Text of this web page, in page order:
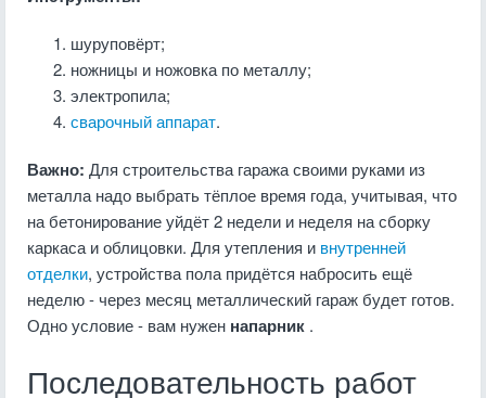
шуруповёрт;
ножницы и ножовка по металлу;
электропила;
сварочный аппарат.
Важно: Для строительства гаража своими руками из
металла надо выбрать тёплое время года, учитывая, что
на бетонирование уйдёт 2 недели и неделя на сборку
каркаса и облицовки. Для утепления и внутренней
отделки, устройства пола придётся набросить ещё
неделю - через месяц металлический гараж будет готов.
Одно условие - вам нужен напарник .
Последовательность работ